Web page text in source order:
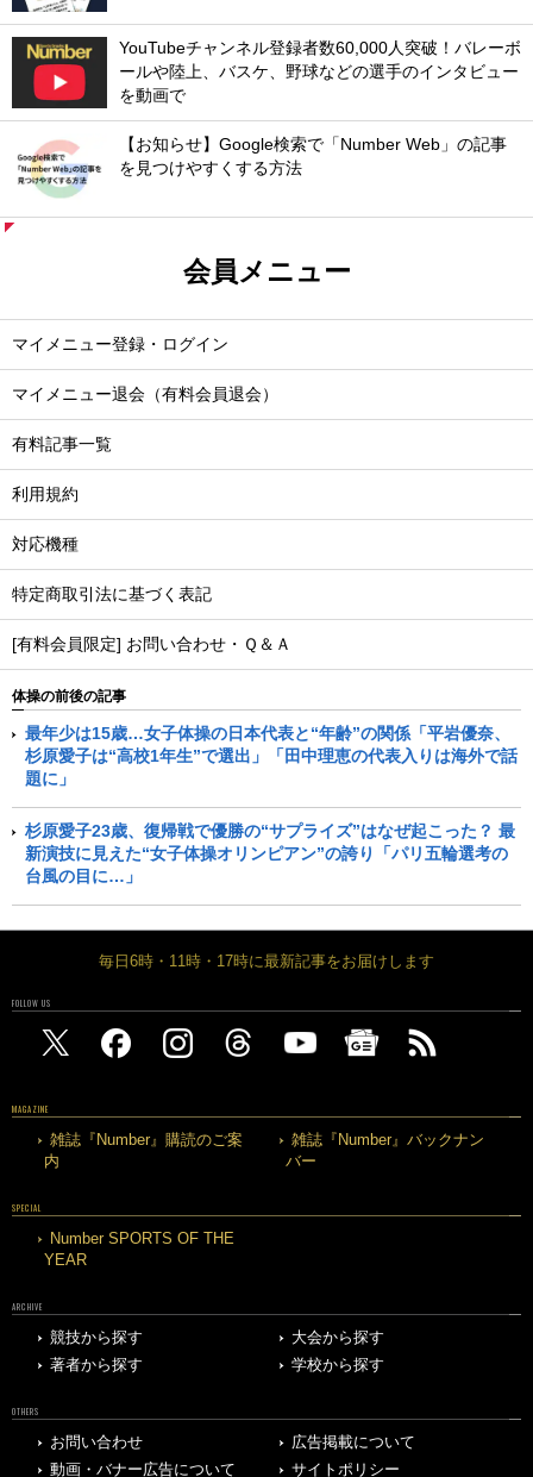
YouTubeチャンネル登録者数60,000人突破！バレーボ
ールや陸上、バスケ、野球などの選手のインタビュー
を動画で
【お知らせ】Google検索で「Number Web」の記事
を見つけやすくする方法
会員メニュー
マイメニュー登録・ログイン
マイメニュー退会（有料会員退会）
有料記事一覧
利用規約
対応機種
特定商取引法に基づく表記
[有料会員限定] お問い合わせ・Ｑ＆Ａ
体操の前後の記事
最年少は15歳…女子体操の日本代表と“年齢”の関係「平岩優奈、
杉原愛子は“高校1年生”で選出」「田中理恵の代表入りは海外で話
題に」
杉原愛子23歳、復帰戦で優勝の“サプライズ”はなぜ起こった？ 最
新演技に見えた“女子体操オリンピアン”の誇り「パリ五輪選考の
台風の目に…」
毎日6時・11時・17時に最新記事をお届けします
FOLLOW US
MAGAZINE
雑誌『Number』購読のご案
内
雑誌『Number』バックナン
バー
SPECIAL
Number SPORTS OF THE
YEAR
ARCHIVE
競技から探す
大会から探す
著者から探す
学校から探す
OTHERS
お問い合わせ
広告掲載について
動画・バナー広告について
サイトポリシー